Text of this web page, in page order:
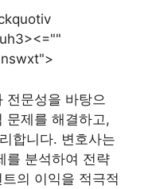
전문성을 바탕으
문제를 해결하고,
합니다. 변호사는
를 분석하여 전략
의 이익을 적극적